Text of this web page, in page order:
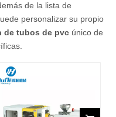
de la lista de
personalizar su propio
de tubos de pvc único de